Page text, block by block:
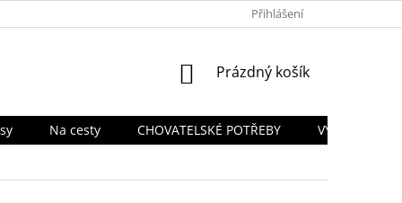
TABULKA VELIKOSTÍ
Přihlášení
NÁKUPNÍ
Prázdný košík
Na cesty CHOVATELSKÉ POTŘEBY
VÝPRODEJ